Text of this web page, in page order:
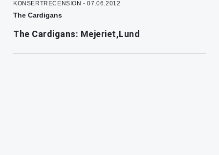
KONSERTRECENSION - 07.06.2012
The Cardigans
The Cardigans: Mejeriet,Lund